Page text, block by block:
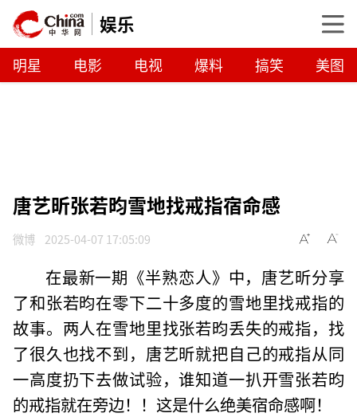
娱乐
明星 电影 电视 爆料 搞笑 美图
唐艺昕张若昀雪地找戒指宿命感
微博 2025-04-07 17:05:09
在最新一期《半熟恋人》中，唐艺昕分享
了和张若昀在零下二十多度的雪地里找戒指的
故事。两人在雪地里找张若昀丢失的戒指，找
了很久也找不到，唐艺昕就把自己的戒指从同
一高度扔下去做试验，谁知道一扒开雪张若昀
的戒指就在旁边！！这是什么绝美宿命感啊！